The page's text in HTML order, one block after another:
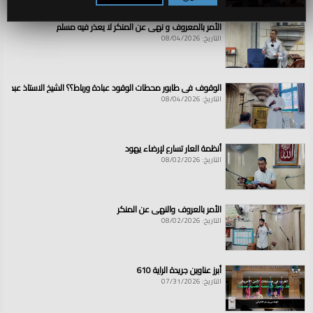
الأمر بالمعروف و نهي عن المنكر لا يعذر فيه مسلم
التاريخ: 08/04/2026
الوقوف في طابور محطات الوقود عبادة ورباط؟؟ الشيخ الاستاذ عبد
التاريخ: 08/04/2026
أنظمة العار تسارع لإرضاء يهود
التاريخ: 08/02/2026
الأمر بالعروف والنهي عن المنكر
التاريخ: 08/02/2026
أبرز عناوين جريدة الراية 610
التاريخ: 07/31/2026